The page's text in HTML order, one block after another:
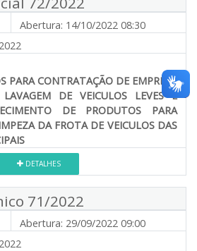
Abertura: 14/10/2022 08:30
PARA CONTRATAÇÃO DE EMPRESA
LAVAGEM DE VEICULOS LEVES E
DE PRODUTOS PARA
DA FROTA DE VEICULOS DAS
DETALHES
71/2022
Abertura: 29/09/2022 09:00